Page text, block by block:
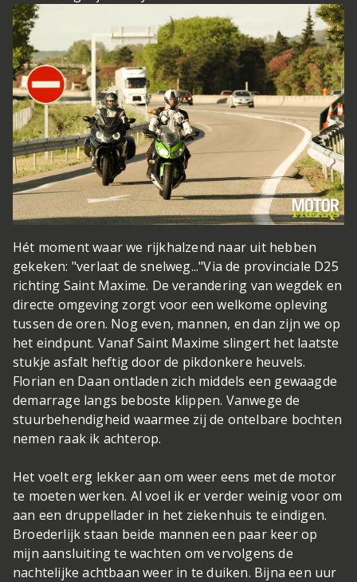
Hét moment waar we rijkhalzend naar uit hebben
gekeken: "verlaat de snelweg..."Via de provinciale D25
richting Saint Maxime. De verandering van wegdek en
directe omgeving zorgt voor een welkome opleving
tussen de oren. Nog even, mannen, en dan zijn we op
het eindpunt. Vanaf Saint Maxime slingert het laatste
stukje asfalt heftig door de pikdonkere heuvels.
Florian en Daan ontladen zich middels een gewaagde
demarrage langs beboste klippen. Vanwege de
stuurbehendigheid waarmee zij de ontelbare bochten
nemen raak ik achterop.
Het voelt erg lekker aan om weer eens met de motor
te moeten werken. Al voel ik er verder weinig voor om
aan een druppellader in het ziekenhuis te eindigen.
Broederlijk staan beide mannen een paar keer op
mijn aansluiting te wachten om vervolgens de
nachtelijke achtbaan weer in te duiken. Bijna een uur